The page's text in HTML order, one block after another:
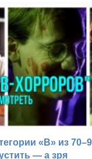
«B» из
— а зря